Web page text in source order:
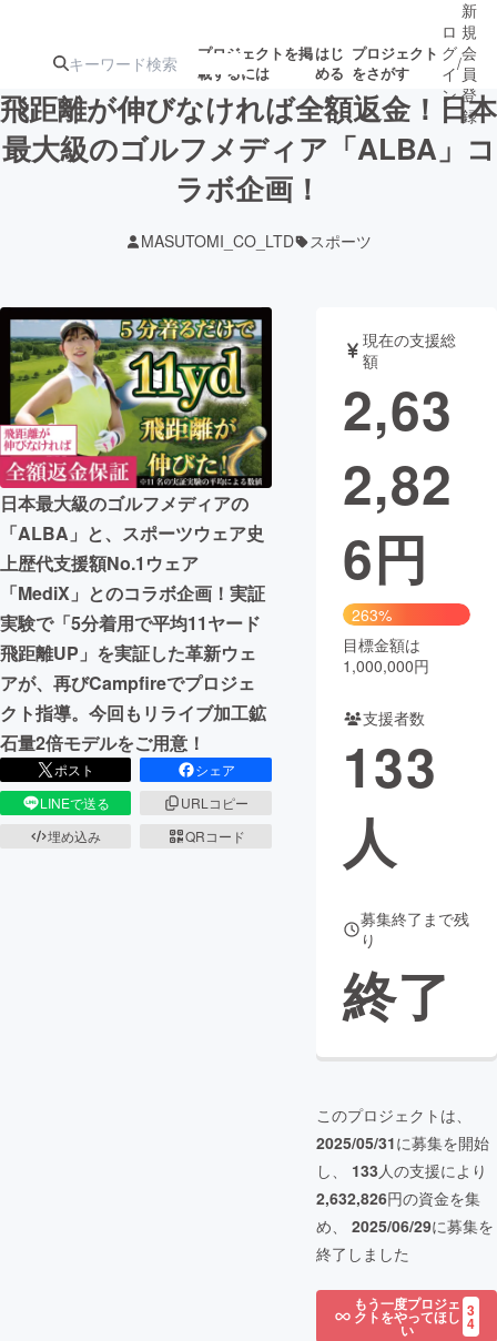
プロジェクトを掲
載するには
はじ
める
プロジェクト
をさがす
注目の新着プロ募集終了が近いプ
テクノロジー・ガジェット
映像・映画 書籍・雑誌
ビジネス・起業 チャレンジ
まちづくり・地域活性化
CAMPFIRE for Social Good
CAMPFIRE Creation
CAMPFIREふるさと納税
コミュニティ
ロ
グ
イ
ン
/
新
規
会
員
登
録
飛距離が伸びなければ全額返金！日本
最大級のゴルフメディア「ALBA」コ
ラボ企画！
MASUTOMI_CO_LTD スポーツ
日本最大級のゴルフメディアの
「ALBA」と、スポーツウェア史
上歴代支援額No.1ウェア
「MediX」とのコラボ企画！実証
実験で「5分着用で平均11ヤード
飛距離UP」を実証した革新ウェ
アが、再びCampfireでプロジェ
クト指導。今回もリライブ加工鉱
石量2倍モデルをご用意！
ポスト
シェア
LINEで送る
URLコピー
埋め込み
QRコード
現在の支援総
額
2,63
2,82
6円
263%
目標金額は
1,000,000円
支援者数
133
人
募集終了まで残
り
終了
このプロジェクトは、
2025/05/31に募集を開始
し、 133人の支援により
2,632,826円の資金を集
め、 2025/06/29に募集を
終了しました
もう一度プロジェ
クトをやってほし
い
3
4